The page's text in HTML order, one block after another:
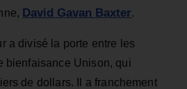
David Gavan Baxter.
a divisé la porte entre les
bienfaisance Unison, qui
de dollars. Il a franchement